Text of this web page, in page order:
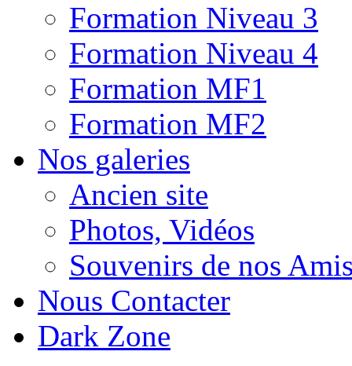
Formation Niveau 3
Formation Niveau 4
Formation MF1
Formation MF2
Nos galeries
Ancien site
Photos, Vidéos
Souvenirs de nos
Nous Contacter
Dark Zone